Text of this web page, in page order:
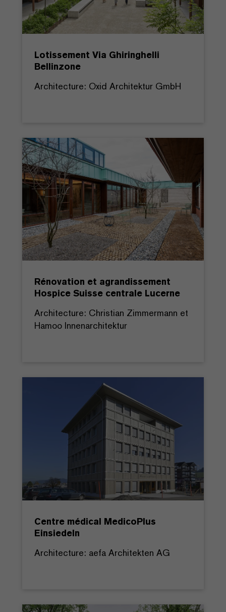
Lotissement Via Ghiringhelli
Bellinzone
Architecture: Oxid Architektur GmbH
Rénovation et agrandissement
Hospice Suisse centrale Lucerne
Architecture: Christian Zimmermann et
Hamoo Innenarchitektur
Centre médical MedicoPlus
Einsiedeln
Architecture: aefa Architekten AG